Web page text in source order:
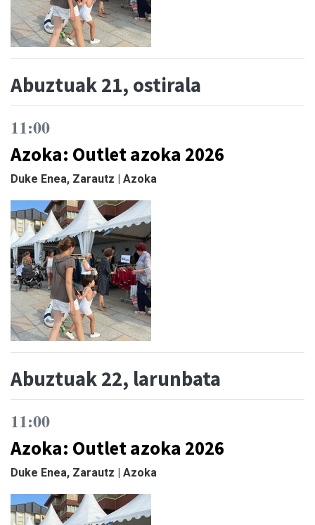
Abuztuak 21, ostirala
11:00
Azoka: Outlet azoka 2026
Duke Enea, Zarautz | Azoka
Abuztuak 22, larunbata
11:00
Azoka: Outlet azoka 2026
Duke Enea, Zarautz | Azoka